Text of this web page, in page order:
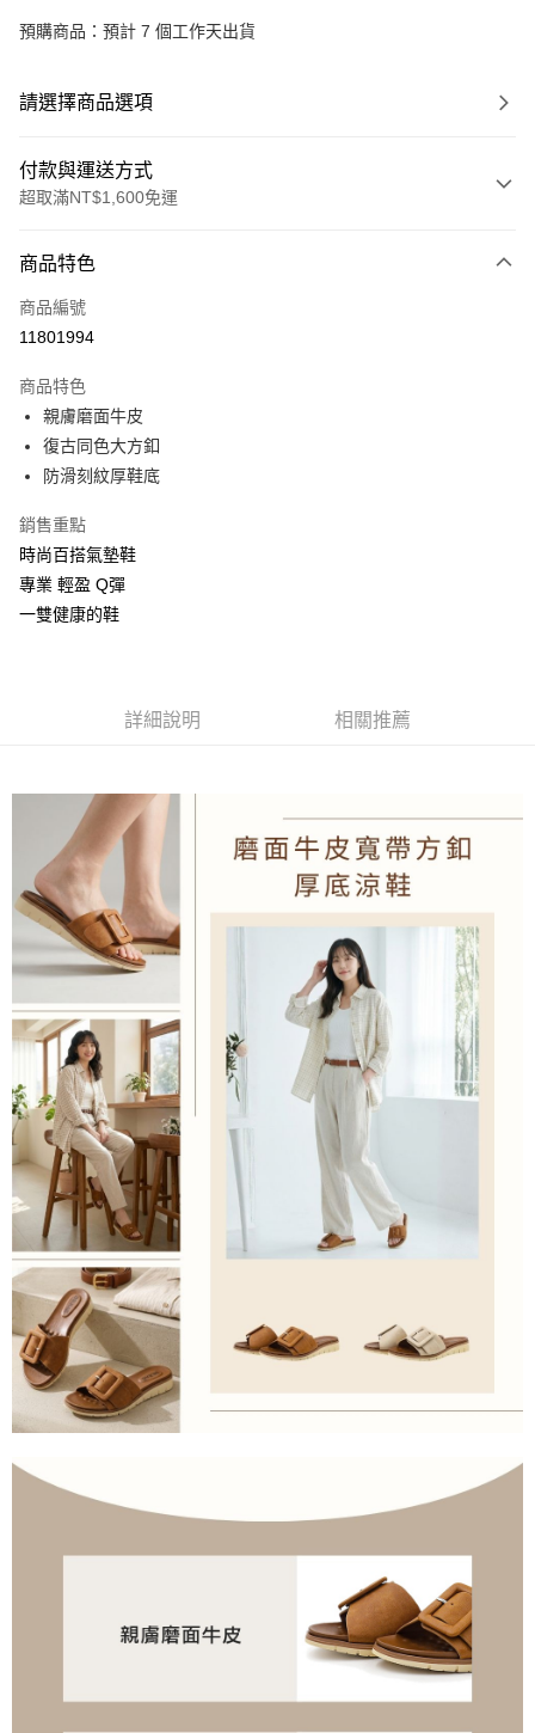
預購商品：預計 7 個工作天出貨
請選擇商品選項
付款與運送方式
超取滿NT$1,600免運
信用卡一次付款
LINE Pay
街口支付
悠遊付
大哥付你分期
相關說明
【大哥付你分期使用說明】
1.本服務由台灣大哥大提供，台灣大哥大用戶可立即使用無須另外申請。
3.實際核准額度、可分期數及費用金額請依後續交易確認頁面所載為準。
4.訂單成立30分鐘內，如未前往確認交易或遇審核未通過，訂單將自動取
【繳款方式說明】
1.分期款項不併入電信帳單，「大哥付你分期」於每月結算日後寄送繳費提
醒簡訊。
2.透過簡訊連結打開帳單後，可選擇「超商條碼／台灣大直營門市／銀行轉
帳／街口支付／iPASS MONEY」等通路繳費。
【注意事項】
1.本服務係由「台灣大哥大股份有限公司」（以下簡稱本公司）所提供，讓
用戶於交易時，得透過本服務購買商品或服務，並由商店將買賣／分期付款
買賣價金債權讓與本公司後，依約使用本公司帳單繳交帳款。
2.基於同意付款使用「大哥付你分期」之契約關係目的，商店將以您的個人
資料（包含姓名、電話或地址）提供予台灣大哥大進項蒐集、處理及利用，
由本公司與您本人進行分期帳單所需資料之確認、核對及更正。
3.完整用戶服務條款，請詳閱以下連結：
https://oppay.tw/userRule
ATM付款
付款後全家取貨
付款後萊爾富取貨
每筆NT$100，滿NT$2,000(含以上)免運費
付款後7-11取貨
每筆NT$100，滿NT$2,000(含以上)免運費
宅配滿2000免運
每筆NT$100，滿NT$2,000(含以上)免運費
付款後門市自取
免運費
境外配送 查看運費
商品特色
商品編號
11801994
商品特色
親膚磨面牛皮
復古同色大方釦
防滑刻紋厚鞋底
銷售重點
時尚百搭氣墊鞋
專業 輕盈 Q彈
一雙健康的鞋
詳細說明 相關推薦